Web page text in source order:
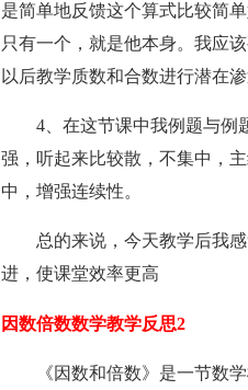
是简单地反馈这个算式比较简
只有一个，就是他本身。我应
以后教学质数和合数进行潜在渗
4、在这节课中我例题与例题
强，听起来比较散，不集中，
中，增强连续性。
总的来说，今天教学后我感
进，使课堂效率更高
因数倍数数学教学反思2
《因数和倍数》是一节数学